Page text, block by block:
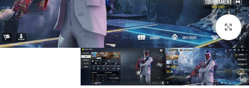
برای بزرگنمایی کلیک کنید